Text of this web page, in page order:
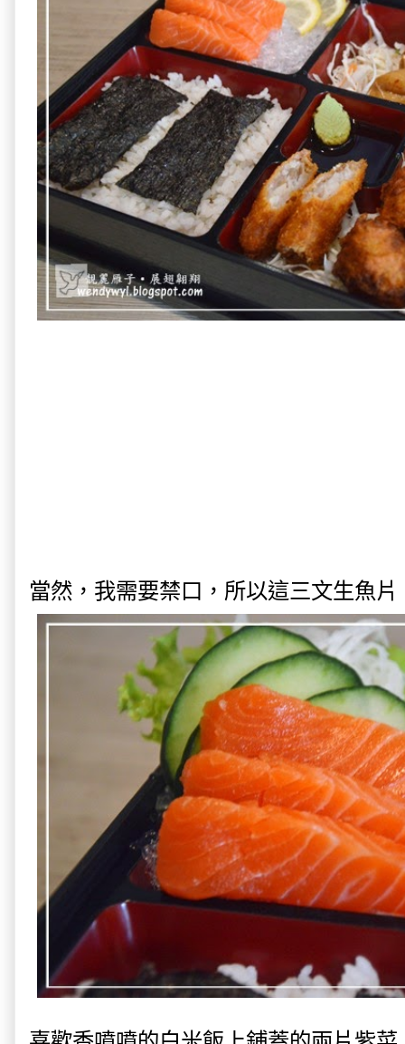
當然，我需要禁口，所以這三文生魚